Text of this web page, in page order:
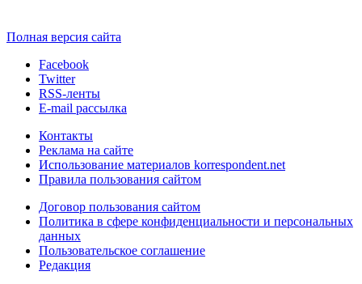
Полная версия сайта
Facebook
Twitter
RSS-ленты
E-mail рассылка
Контакты
Реклама на сайте
Использование материалов korrespondent.net
Правила пользования сайтом
Договор пользования сайтом
Политика в сфере конфиденциальности и персональных
данных
Пользовательское соглашение
Редакция